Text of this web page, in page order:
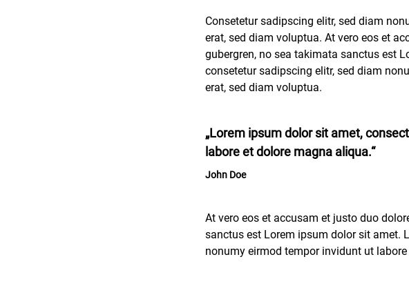
Consetetur sadipscing elitr, sed diam
erat, sed diam voluptua. At vero eos et
gubergren, no sea takimata sanctus est
consetetur sadipscing elitr, sed diam
erat, sed diam voluptua.
„Lorem ipsum dolor sit amet,
labore et dolore magna aliqua.“
John Doe
At vero eos et accusam et justo duo
sanctus est Lorem ipsum dolor sit amet.
nonumy eirmod tempor invidunt ut